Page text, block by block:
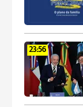
23:56